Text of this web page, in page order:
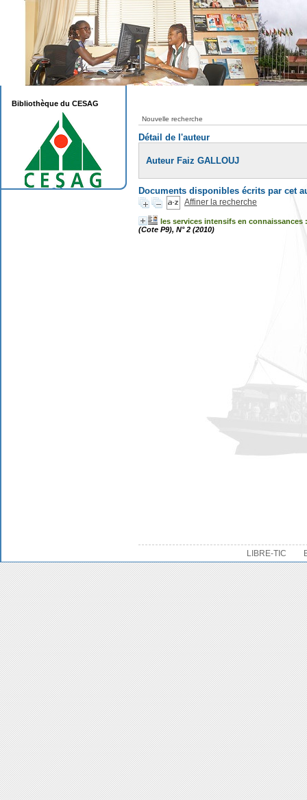
Nouvelle recherche
Détail de l'auteur
Auteur Faiz GALLOUJ
Documents disponibles écrits par cet
Affiner la recherche
les services intensifs en
(Cote P9), N° 2 (2010)
LIBRE-TIC
Bibliothèque du CESAG